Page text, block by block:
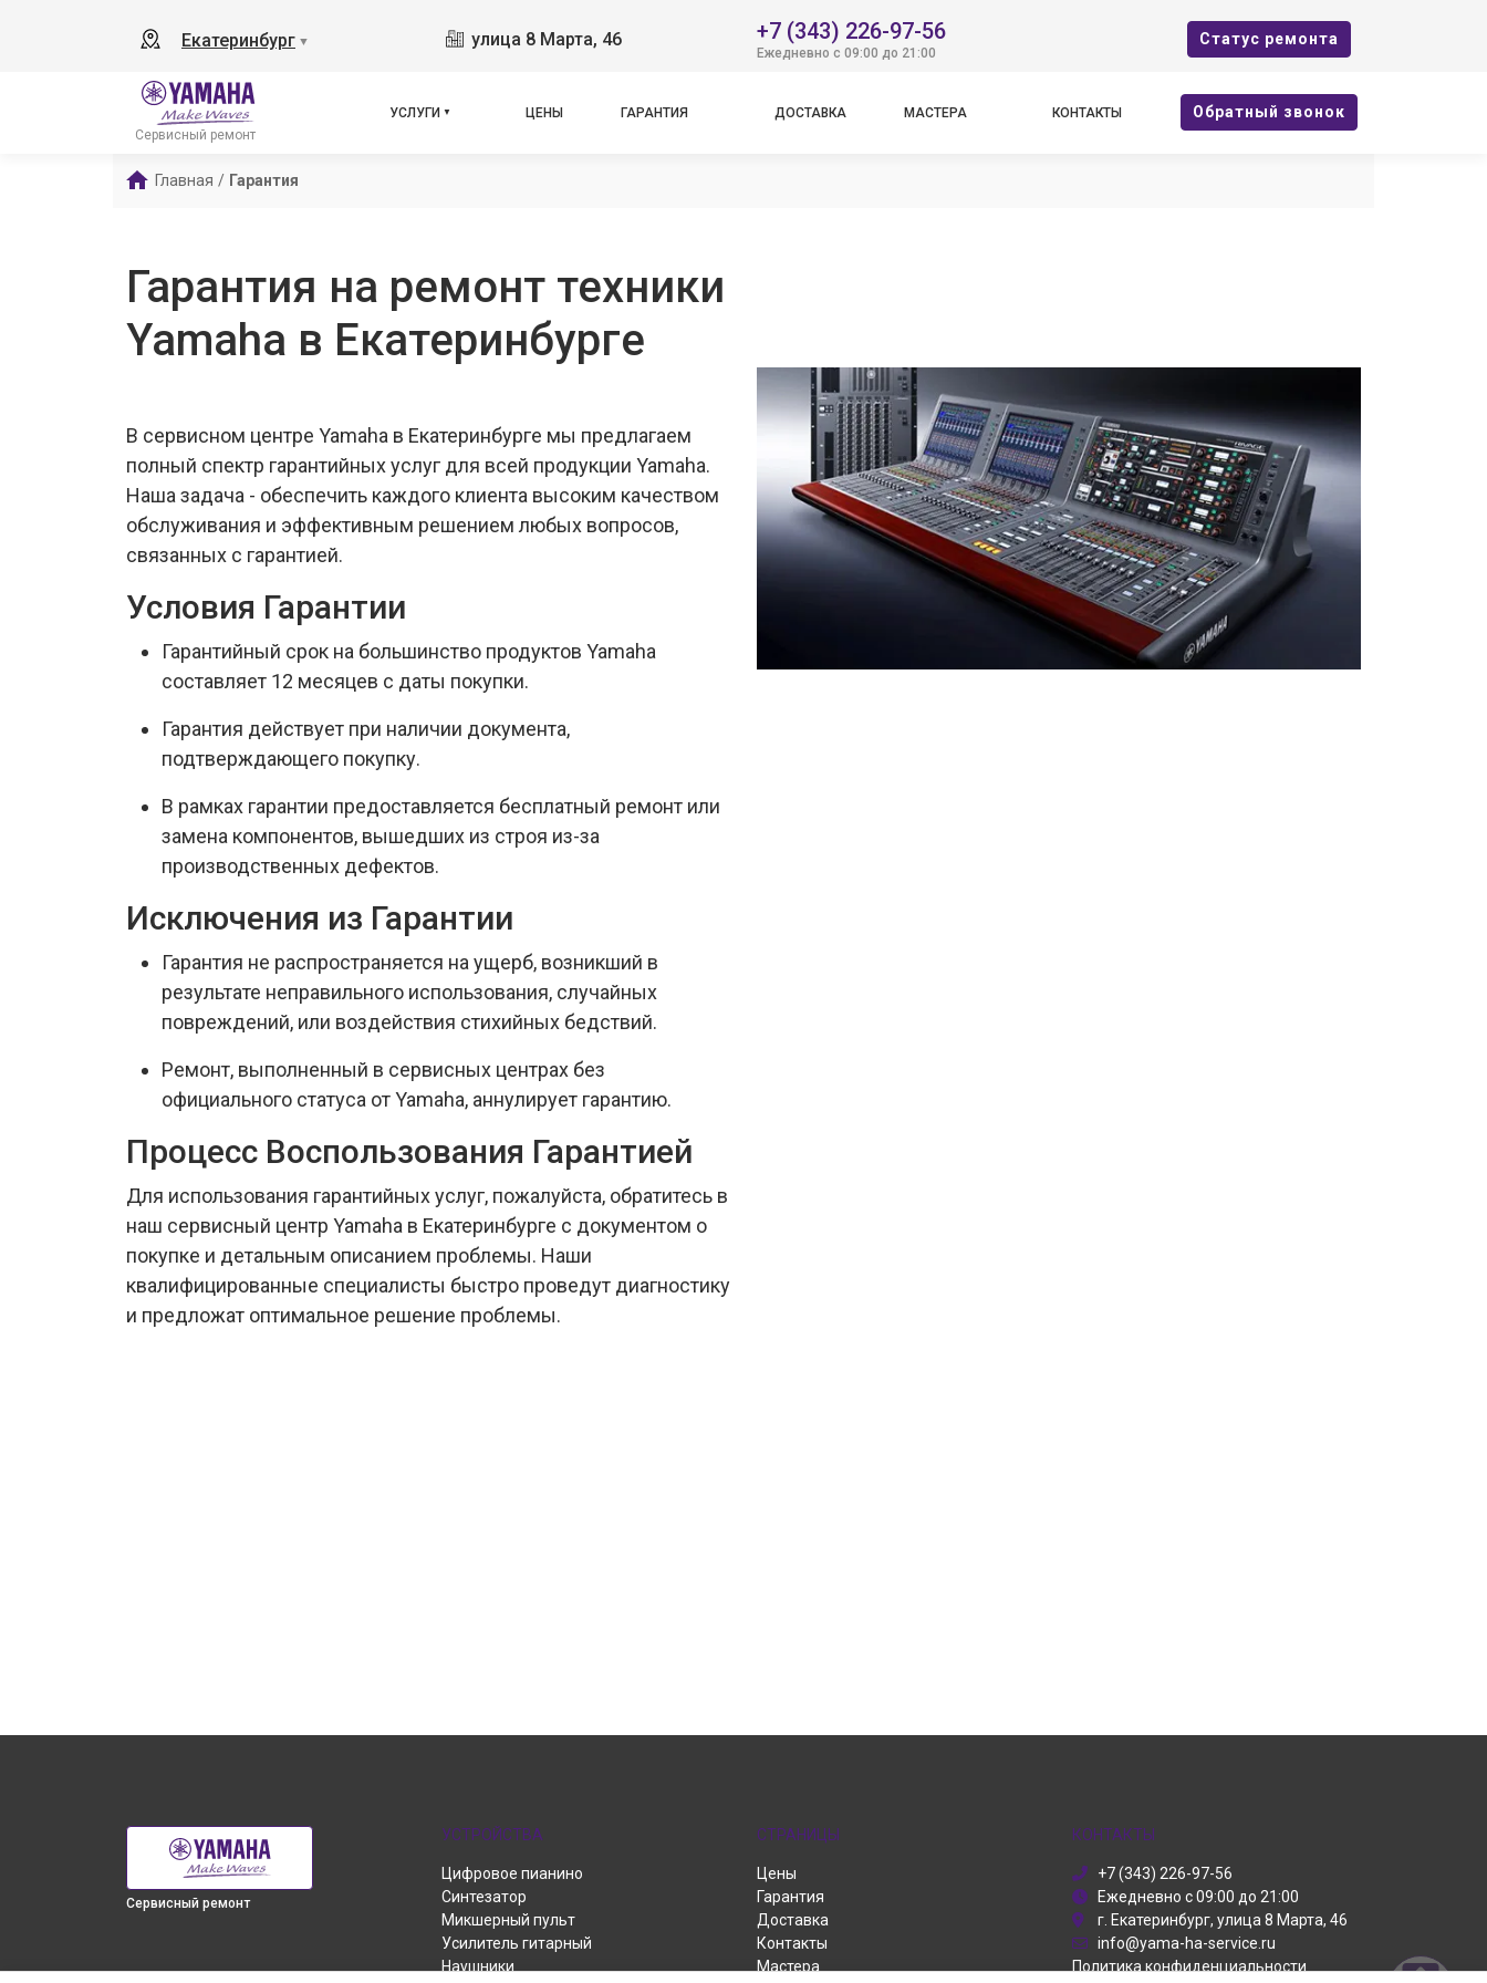
Екатеринбург ▼ улица 8 Марта, 46 +7 (343) 226-97-56
Ежедневно с 09:00 до 21:00
Cтатус ремонта
Сервисный ремонт
УСЛУГИ ЦЕНЫ ГАРАНТИЯ ДОСТАВКА МАСТЕРА КОНТАКТЫ Oбратный звонок
Главная / Гарантия
Гарантия на ремонт техники
Yamaha в Екатеринбурге
В сервисном центре Yamaha в Екатеринбурге мы предлагаем
полный спектр гарантийных услуг для всей продукции Yamaha.
Наша задача - обеспечить каждого клиента высоким качеством
обслуживания и эффективным решением любых вопросов,
связанных с гарантией.
Условия Гарантии
Гарантийный срок на большинство продуктов Yamaha
составляет 12 месяцев с даты покупки.
Гарантия действует при наличии документа,
подтверждающего покупку.
В рамках гарантии предоставляется бесплатный ремонт или
замена компонентов, вышедших из строя из-за
производственных дефектов.
Исключения из Гарантии
Гарантия не распространяется на ущерб, возникший в
результате неправильного использования, случайных
повреждений, или воздействия стихийных бедствий.
Ремонт, выполненный в сервисных центрах без
официального статуса от Yamaha, аннулирует гарантию.
Процесс Воспользования Гарантией
Для использования гарантийных услуг, пожалуйста, обратитесь в
наш сервисный центр Yamaha в Екатеринбурге с документом о
покупке и детальным описанием проблемы. Наши
квалифицированные специалисты быстро проведут диагностику
и предложат оптимальное решение проблемы.
Сервисный ремонт
УСТРОЙСТВА
Цифровое пианино
Синтезатор
Микшерный пульт
Усилитель гитарный
Наушники
СТРАНИЦЫ
Цены
Гарантия
Доставка
Контакты
Мастера
КОНТАКТЫ
+7 (343) 226-97-56
Ежедневно с 09:00 до 21:00
г. Екатеринбург, улица 8 Марта, 46
info@yama-ha-service.ru
Политика конфиденциальности